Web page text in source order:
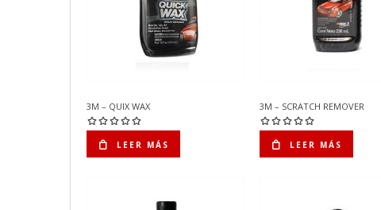
3M – QUIX WAX
LEER MÁS
3M – SCRATCH REMOVER
LEER MÁS